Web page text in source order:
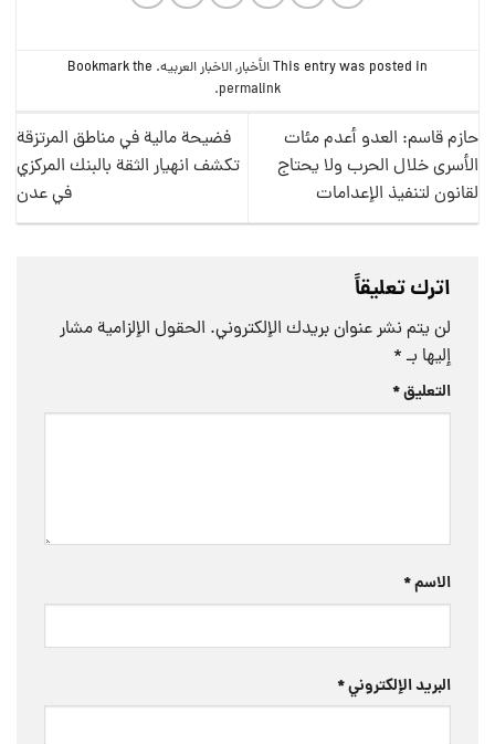
This entry was posted inالأخبار,الاخبار العربيه. Bookmark the
permalink
.
حازم قاسم: العدو أعدم مئات
الأسرى خلال الحرب ولا يحتاج
لقانون لتنفيذ الإعدامات
فضيحة مالية في مناطق المرتزقة
تكشف انهيار الثقة بالبنك المركزي
في عدن
اترك تعليقاً
لن يتم نشر عنوان بريدك الإلكتروني. الحقول الإلزامية مشار
إليها بـ *
التعليق*
الاسم*
البريد الإلكتروني*